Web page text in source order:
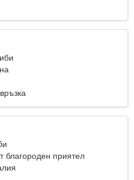
благороден приятел